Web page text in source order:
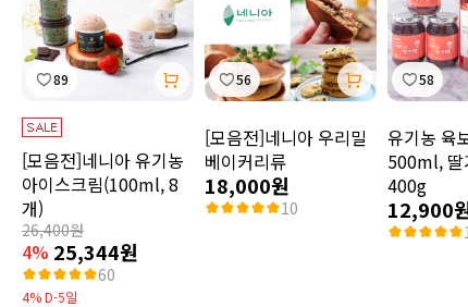
89
[모음전]네니아 유기농
아이스크림(100ml, 8
개)
26,400원
4% 25,344원
60
4% D-5일
56
[모음전]네니아 우리밀
베이커리류
18,000원
10
58
유기농 육
500ml, 딸
400g
12,900원